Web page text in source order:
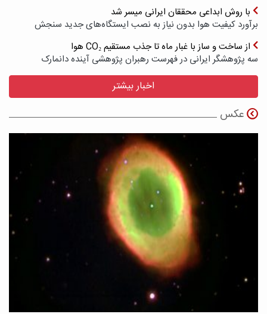
با روش ابداعی محققان ایرانی میسر شد
برآورد کیفیت هوا بدون نیاز به نصب ایستگاه‌های جدید سنجش
از ساخت و ساز با غبار ماه تا جذب مستقیم CO₂ هوا
سه پژوهشگر ایرانی در فهرست رهبران پژوهشی آینده دانمارک
اخبار بیشتر
عکس